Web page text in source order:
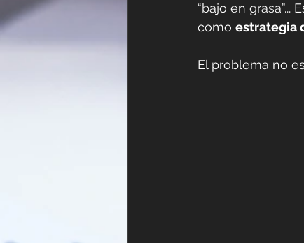
“bajo en grasa”...
como estrategia
El problema no